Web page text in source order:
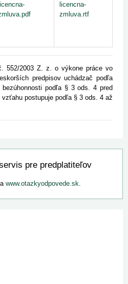
552/2003 Z. z. o výkone práce vo
predpisov uchádzač podľa
bezúhonnosti podľa § 3 ods. 4 pred
postupuje podľa § 3 ods. 4 až
pre predplatiteľov
www.otazkyodpovede.sk.